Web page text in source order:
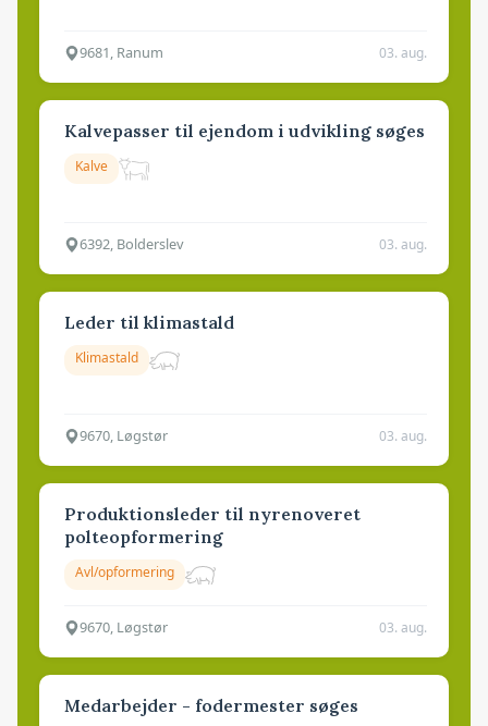
9681, Ranum 03. aug.
Kalvepasser til ejendom i udvikling søges
Kalve
6392, Bolderslev 03. aug.
Leder til klimastald
Klimastald
9670, Løgstør 03. aug.
Produktionsleder til nyrenoveret
polteopformering
Avl/opformering
9670, Løgstør 03. aug.
Medarbejder - fodermester søges